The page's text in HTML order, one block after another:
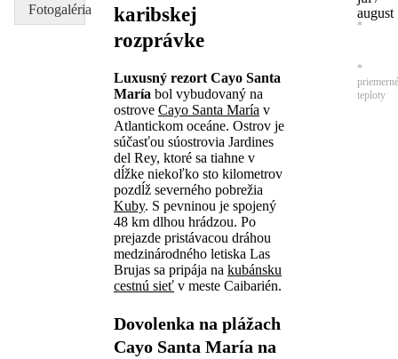
august
*
*
teploty
karibskej
rozprávke
Luxusný rezort Cayo Santa
María bol vybudovaný na
ostrove Cayo Santa María v
Atlantickom oceáne. Ostrov je
súčasťou súostrovia Jardines
del Rey, ktoré sa tiahne v
dĺžke niekoľko sto kilometrov
pozdĺž severného pobrežia
Kuby. S pevninou je spojený
48 km dlhou hrádzou. Po
prejazde pristávacou dráhou
medzinárodného letiska Las
Brujas sa pripája na kubánsku
cestnú sieť v meste Caibarién.
Dovolenka na plážach
Cayo Santa María na
Fotogaléria